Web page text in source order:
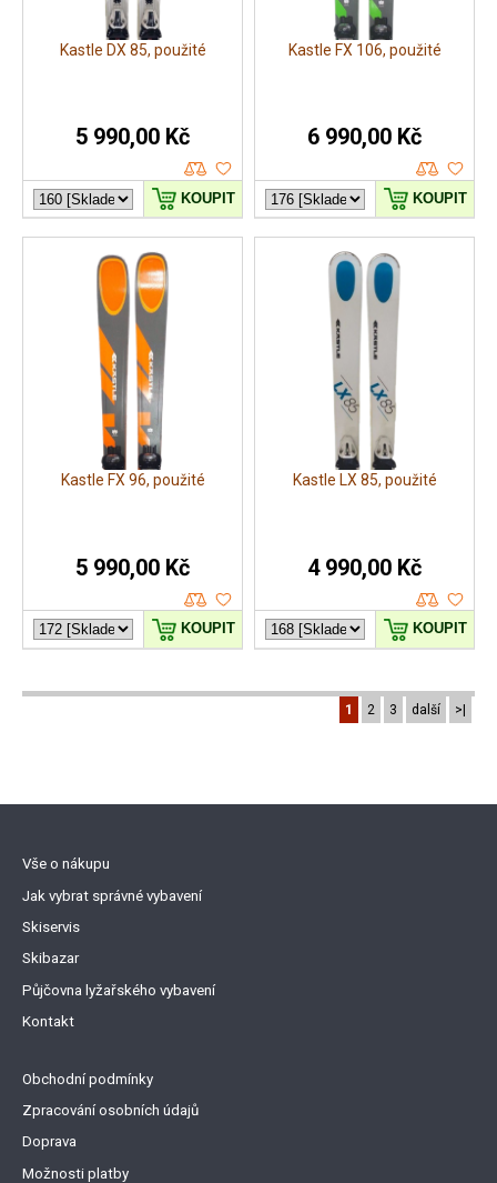
Kastle DX 85, použité
5 990,00 Kč
KOUPIT
Kastle FX 106, použité
6 990,00 Kč
KOUPIT
Kastle FX 96, použité
5 990,00 Kč
KOUPIT
Kastle LX 85, použité
4 990,00 Kč
KOUPIT
1 2 3 další >|
Vše o nákupu
Jak vybrat správné vybavení
Skiservis
Skibazar
Půjčovna lyžařského vybavení
Kontakt
Obchodní podmínky
Zpracování osobních údajů
Doprava
Možnosti platby